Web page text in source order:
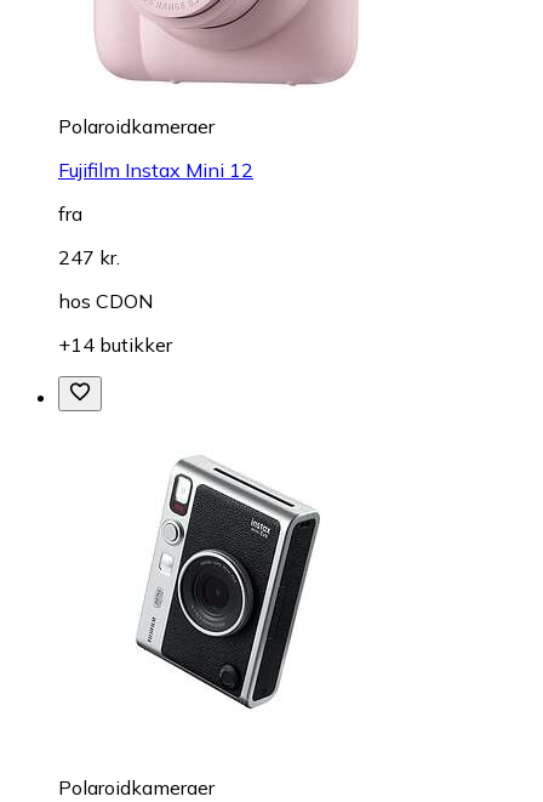
Polaroidkameraer
Fujifilm Instax Mini 12
fra
247 kr.
hos CDON
+14 butikker
Polaroidkameraer